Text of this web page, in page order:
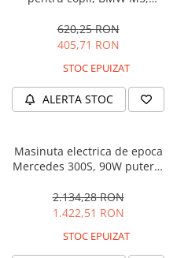
620,25 RON
405,71 RON
STOC EPUIZAT
ALERTA STOC
Masinuta electrica de epoca
Mercedes 300S, 90W putere,
2.134,28 RON
1.422,51 RON
STOC EPUIZAT